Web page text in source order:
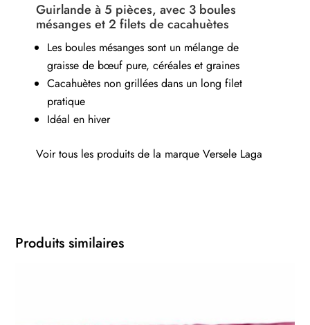
Guirlande à 5 pièces, avec 3 boules
mésanges et 2 filets de cacahuètes
Les boules mésanges sont un mélange de
graisse de bœuf pure, céréales et graines
Cacahuètes non grillées dans un long filet
pratique
Idéal en hiver
Voir tous les produits de la marqueVersele Laga
Produits similaires